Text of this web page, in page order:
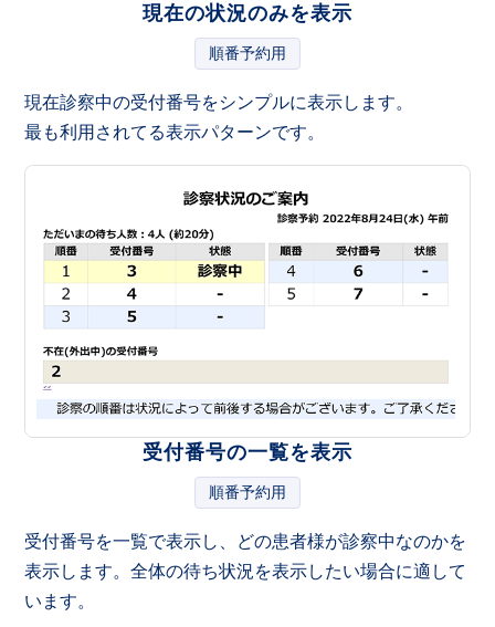
現在の状況のみを表示
順番予約用
現在診察中の受付番号をシンプルに表示します。
最も利用されてる表示パターンです。
受付番号の一覧を表示
順番予約用
受付番号を一覧で表示し、どの患者様が診察中なのかを
表示します。全体の待ち状況を表示したい場合に適して
います。